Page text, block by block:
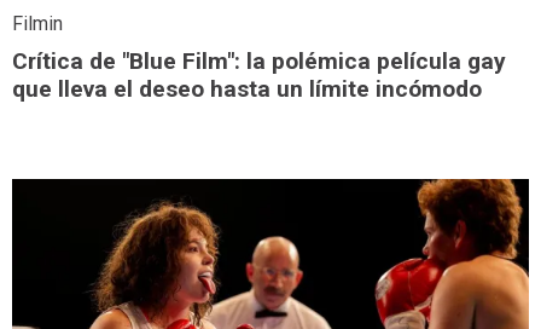
Filmin
Crítica de "Blue Film": la polémica película gay
que lleva el deseo hasta un límite incómodo